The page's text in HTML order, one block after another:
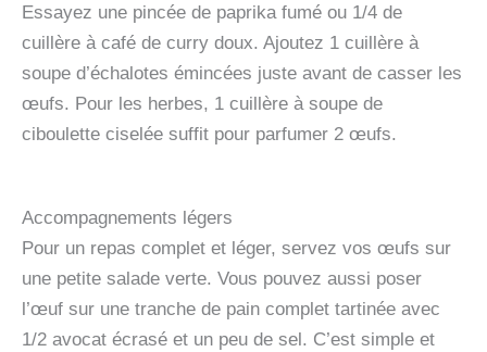
Essayez une pincée de paprika fumé ou 1/4 de
cuillère à café de curry doux. Ajoutez 1 cuillère à
soupe d’échalotes émincées juste avant de casser les
œufs. Pour les herbes, 1 cuillère à soupe de
ciboulette ciselée suffit pour parfumer 2 œufs.
Accompagnements légers
Pour un repas complet et léger, servez vos œufs sur
une petite salade verte. Vous pouvez aussi poser
l’œuf sur une tranche de pain complet tartinée avec
1/2 avocat écrasé et un peu de sel. C’est simple et